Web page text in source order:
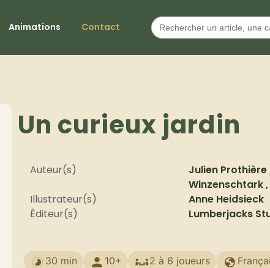
Animations Contact
Search
for:
Un curieux jardin
Auteur(s)
Julien Prothière
Winzenschtark
Illustrateur(s)
Anne Heidsieck
Éditeur(s)
Lumberjacks
30 min 10+ 2 à 6 joueurs